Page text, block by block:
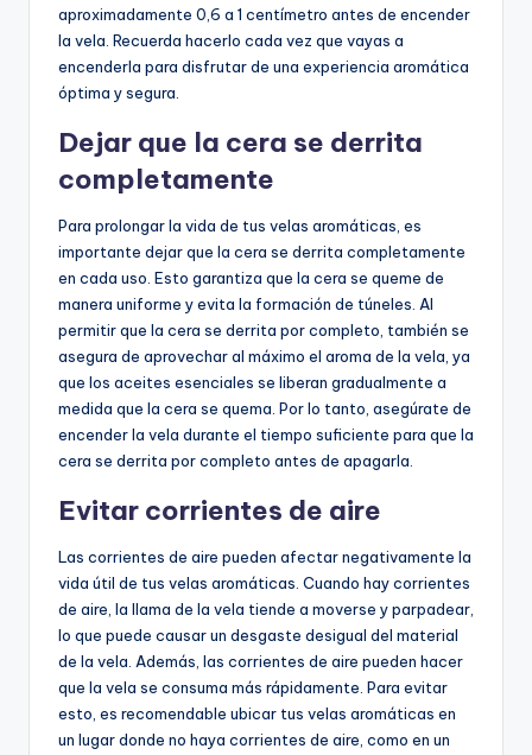
aproximadamente 0,6 a 1 centímetro antes de encender
la vela. Recuerda hacerlo cada vez que vayas a
encenderla para disfrutar de una experiencia aromática
óptima y segura.
Dejar que la cera se derrita
completamente
Para prolongar la vida de tus velas aromáticas, es
importante dejar que la cera se derrita completamente
en cada uso. Esto garantiza que la cera se queme de
manera uniforme y evita la formación de túneles. Al
permitir que la cera se derrita por completo, también se
asegura de aprovechar al máximo el aroma de la vela, ya
que los aceites esenciales se liberan gradualmente a
medida que la cera se quema. Por lo tanto, asegúrate de
encender la vela durante el tiempo suficiente para que la
cera se derrita por completo antes de apagarla.
Evitar corrientes de aire
Las corrientes de aire pueden afectar negativamente la
vida útil de tus velas aromáticas. Cuando hay corrientes
de aire, la llama de la vela tiende a moverse y parpadear,
lo que puede causar un desgaste desigual del material
de la vela. Además, las corrientes de aire pueden hacer
que la vela se consuma más rápidamente. Para evitar
esto, es recomendable ubicar tus velas aromáticas en
un lugar donde no haya corrientes de aire, como en un